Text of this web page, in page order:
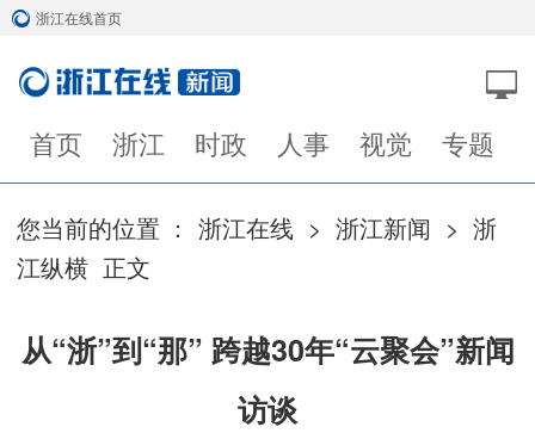
浙江在线首页
首页 浙江 时政 人事 视觉 专题
您当前的位置 ： 浙江在线 > 浙江新闻 > 浙
江纵横 正文
从“浙”到“那” 跨越30年“云聚会”新闻
访谈